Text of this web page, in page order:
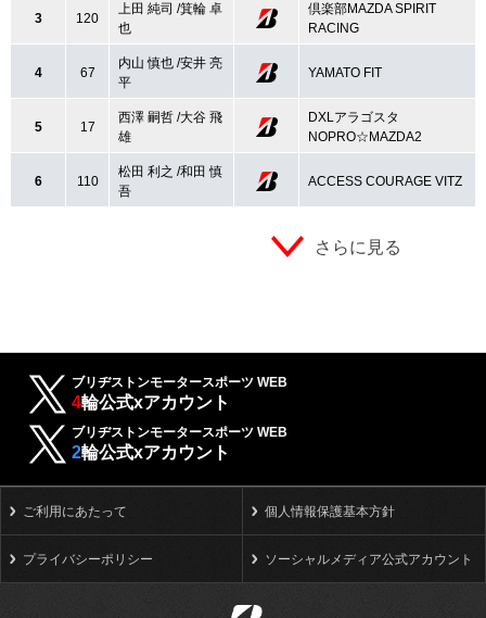
3 120
上田 純司 /箕輪 卓
也
倶楽部MAZDA SPIRIT
RACING
4 67
内山 慎也 /安井 亮
平
YAMATO FIT
5 17
西澤 嗣哲 /大谷 飛
雄
DXLアラゴスタ
NOPRO☆MAZDA2
6 110
松田 利之 /和田 慎
吾
ACCESS COURAGE VITZ
さらに見る
ブリヂストンモータースポーツ WEB
4輪公式xアカウント
ブリヂストンモータースポーツ WEB
2輪公式xアカウント
ご利用にあたって 個人情報保護基本方針
プライバシーポリシー ソーシャルメディア公式アカウント